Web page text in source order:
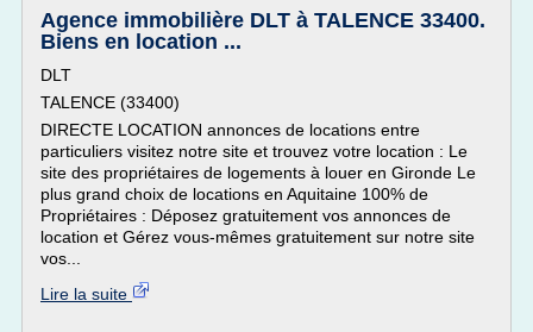
Agence immobilière DLT à TALENCE 33400.
Biens en location ...
DLT
TALENCE (33400)
DIRECTE LOCATION annonces de locations entre
particuliers visitez notre site et trouvez votre location : Le
site des propriétaires de logements à louer en Gironde Le
plus grand choix de locations en Aquitaine 100% de
Propriétaires : Déposez gratuitement vos annonces de
location et Gérez vous-mêmes gratuitement sur notre site
vos...
Lire la suite